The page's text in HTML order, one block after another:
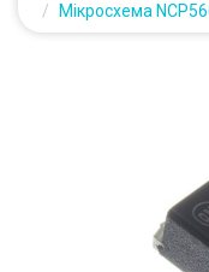
Мікросхема